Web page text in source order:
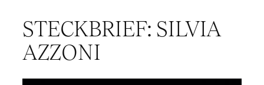
STECKBRIEF: SILVIA
AZZONI